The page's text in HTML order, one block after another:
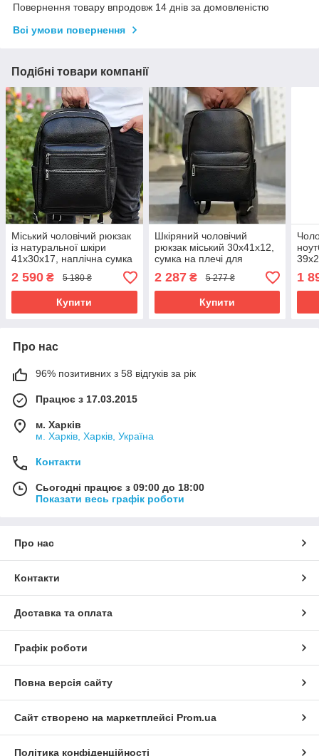
Повернення товару впродовж 14 днів за домовленістю
Всі умови повернення
Подібні товари компанії
Міський чоловічий рюкзак
із натуральної шкіри
41х30х17, наплічна сумка
для ноутбука та
документів, чорний
2 590 ₴ 5 180 ₴
Купити
Шкіряний чоловічий
рюкзак міський 30х41х12,
сумка на плечі для
ноутбука та документів
Tiding Bag 20334 чорна
2 287₴ 5 277 ₴
Купити
1
Про нас
96% позитивних з 58 відгуків за рік
Працює з 17.03.2015
м. Харків
м. Харків, Харків, Україна
Контакти
Сьогодні працює з 09:00 до 18:00
Показати весь графік роботи
Про нас
Контакти
Доставка та оплата
Графік роботи
Повна версія сайту
Сайт створено на маркетплейсі Prom.ua
Політика конфіденційності